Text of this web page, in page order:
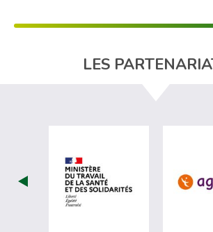
LES
visiter les site